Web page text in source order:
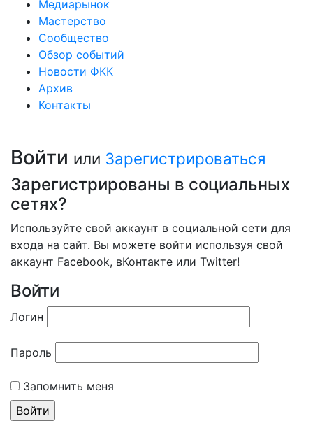
Медиарынок
Мастерство
Сообщество
Обзор событий
Новости ФКК
Архив
Контакты
Войти или Зарегистрироваться
Зарегистрированы в социальных
сетях?
Используйте свой аккаунт в социальной сети для
входа на сайт. Вы можете войти используя свой
аккаунт Facebook, вКонтакте или Twitter!
Войти
Логин
Пароль
Запомнить меня